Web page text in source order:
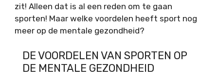
zit! Alleen dat is al een reden om te gaan
sporten! Maar welke voordelen heeft sport nog
meer op de mentale gezondheid?
DE VOORDELEN VAN SPORTEN OP
DE MENTALE GEZONDHEID